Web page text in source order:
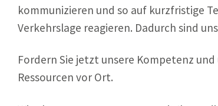
kommunizieren und so auf kurzfristige
Verkehrslage reagieren. Dadurch sind
Fordern Sie jetzt unsere Kompetenz
Ressourcen vor Ort.